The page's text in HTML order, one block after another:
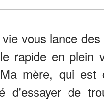
vous lance
rapide en plein
mère, qui est
d'essayer de